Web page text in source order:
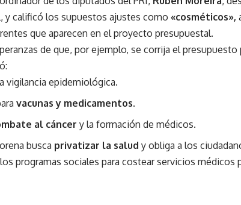
y calificó los supuestos ajustes como «cosméticos»,
que aparecen en el proyecto presupuestal.
de que, por ejemplo, se corrija el presupuesto
vigilancia epidemiológica.
vacunas y medicamentos.
al cáncer y la formación de médicos.
busca privatizar la salud y obliga a los
programas sociales para costear servicios médicos